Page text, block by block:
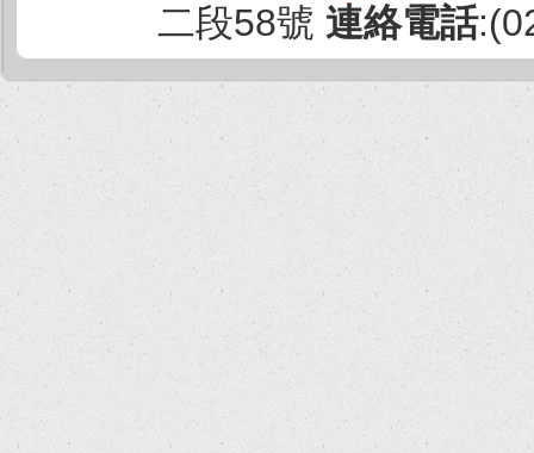
二段58號 連絡電話